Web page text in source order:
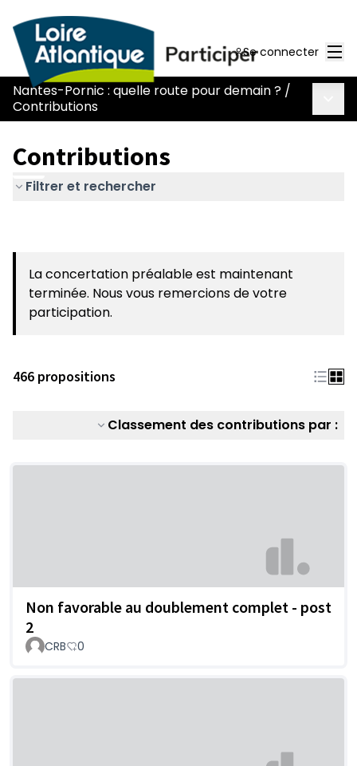
Se connecter
Nantes-Pornic : quelle route pour demain ? /
Contributions
Contributions
Filtrer et rechercher
La concertation préalable est maintenant
terminée. Nous vous remercions de votre
participation.
466 propositions
Classement des contributions par :
Non favorable au doublement complet - post
2
CRB 0